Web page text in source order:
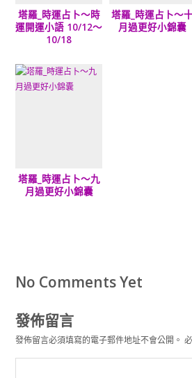
塔羅_時運占卜～時
運開運小語 10/12～
10/18
塔羅_時運占卜～
月過更好小錦囊
塔羅_時運占卜～九
月過更好小錦囊
No Comments Yet
發佈留言
發佈留言必須填寫的電子郵件地址不會公開。